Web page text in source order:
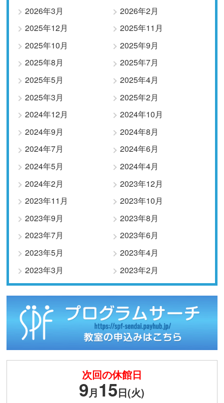
2026年3月
2026年2月
2025年12月
2025年11月
2025年10月
2025年9月
2025年8月
2025年7月
2025年5月
2025年4月
2025年3月
2025年2月
2024年12月
2024年10月
2024年9月
2024年8月
2024年7月
2024年6月
2024年5月
2024年4月
2024年2月
2023年12月
2023年11月
2023年10月
2023年9月
2023年8月
2023年7月
2023年6月
2023年5月
2023年4月
2023年3月
2023年2月
次回の休館日
9月15日(火)